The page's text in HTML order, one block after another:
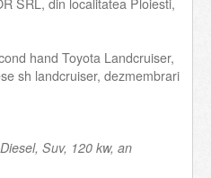
SRL, din localitatea Ploiesti,
hand Toyota Landcruiser,
sh landcruiser, dezmembrari
Suv, 120 kw, an